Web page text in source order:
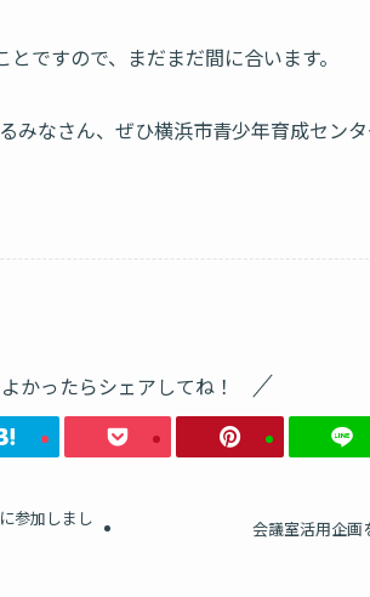
ですので、まだまだ間に合います。
みなさん、ぜひ横浜市青少年育成セン
よかったらシェアしてね！
参加しまし
会議室活用企画